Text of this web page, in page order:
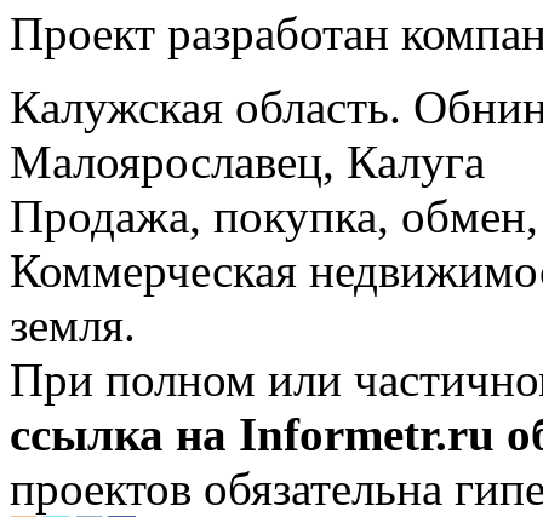
Проект разработан
Калужская область.
Малоярославец, Калуга
Продажа, покупка, обмен,
Коммерческая
земля.
При полном или
ссылка на Informetr.ru
проектов обязательна